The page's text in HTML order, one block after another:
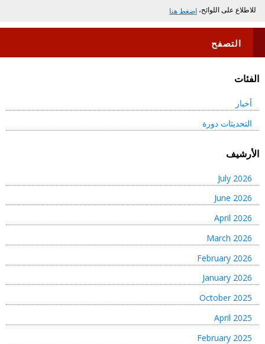
​للاطلاع على اللوائح، اضغط هنا​
التصفح
الفئات
أخبار
التحديثات دورة
الأرشيف
July 2026
June 2026
April 2026
March 2026
February 2026
January 2026
October 2025
April 2025
February 2025